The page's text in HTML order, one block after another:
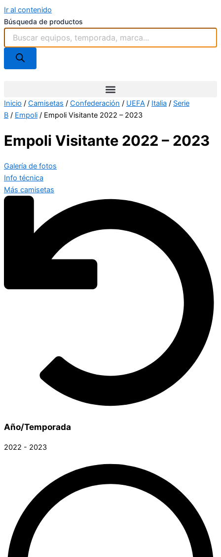
Ir al contenido
Búsqueda de productos
Inicio / Camisetas / Confederación / UEFA / Italia / Serie
B / Empoli / Empoli Visitante 2022 – 2023
Empoli Visitante 2022 – 2023
Galería de fotos
Info técnica
Más camisetas
Año/Temporada
2022 - 2023